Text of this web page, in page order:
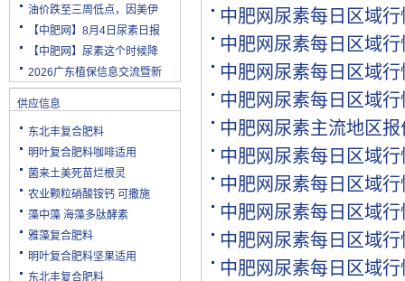
油价跌至三周低点，因美伊
【中肥网】8月4日尿素日报
【中肥网】尿素这个时候降
2026广东植保信息交流暨新
供应信息
东北丰复合肥料
明叶复合肥料咖啡适用
菌来土美死苗烂根灵
农业颗粒硝酸铵钙 可撒施
藻中藻 海藻多肽酵素
雅藻复合肥料
明叶复合肥料坚果适用
东北丰复合肥料
中肥网尿素每日区域行
中肥网尿素每日区域行
中肥网尿素每日区域行
中肥网尿素每日区域行
中肥网尿素主流地区
中肥网尿素每日区域行
中肥网尿素每日区域行
中肥网尿素每日区域行
中肥网尿素每日区域行
中肥网尿素每日区域行